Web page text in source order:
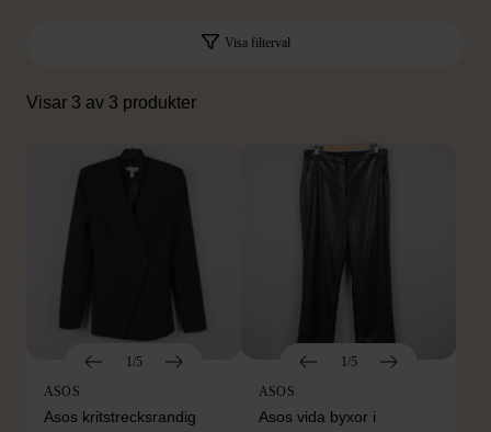
Visa filterval
Visar 3 av 3 produkter
1/5
ASOS
Asos kritstrecksrandig
1/5
ASOS
Asos vida byxor i